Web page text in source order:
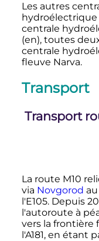
Les autres
hydroélectrique
centrale
(en), toutes
centrale
fleuve Narva.
Transport
Transport
La route M10
via Novgorod
l'E105. Depuis
l'autoroute à
vers la frontière
l'A181, en étant